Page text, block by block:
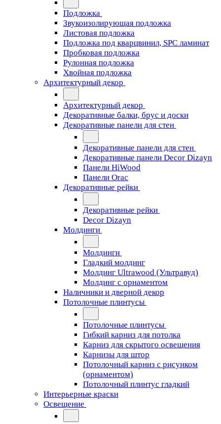
Подложка
Звукоизолирующая подложка
Листовая подложка
Подложка под кварцвинил, SPC ламинат
Пробковая подложка
Рулонная подложка
Хвойная подложка
Архитектурный декор
Архитектурный декор
Декоративные балки, брус и доски
Декоративные панели для стен
Декоративные панели для стен
Декоративные панели Decor Dizayn
Панели HiWood
Панели Orac
Декоративные рейки
Декоративные рейки
Decor Dizayn
Молдинги
Молдинги
Гладкий молдинг
Молдинг Ultrawood (Ультравуд)
Молдинг с орнаментом
Наличники и дверной декор
Потолочные плинтусы
Потолочные плинтусы
Гибкий карниз для потолка
Карниз для скрытого освещения
Карнизы для штор
Потолочный карниз с рисунком
(орнаментом)
Потолочный плинтус гладкий
Интерьерные краски
Освещение